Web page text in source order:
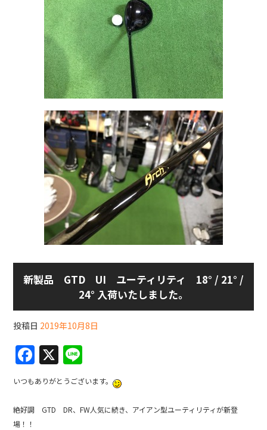
新製品 GTD UI ユーティリティ 18° / 21° /
24° 入荷いたしました。
投稿日 2019年10月8日
F
a
c
e
X
n
e
いつもありがとうございます。
絶好調 GTD DR、FW人気に続き、アイアン型ユーティリティが新登
場！！